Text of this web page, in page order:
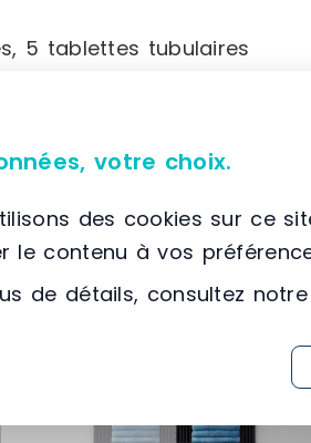
5 tablettes tubulaires
flasques latérales, tubes
votre choix.
des cookies sur ce
le contenu à vos
de détails, consultez notre